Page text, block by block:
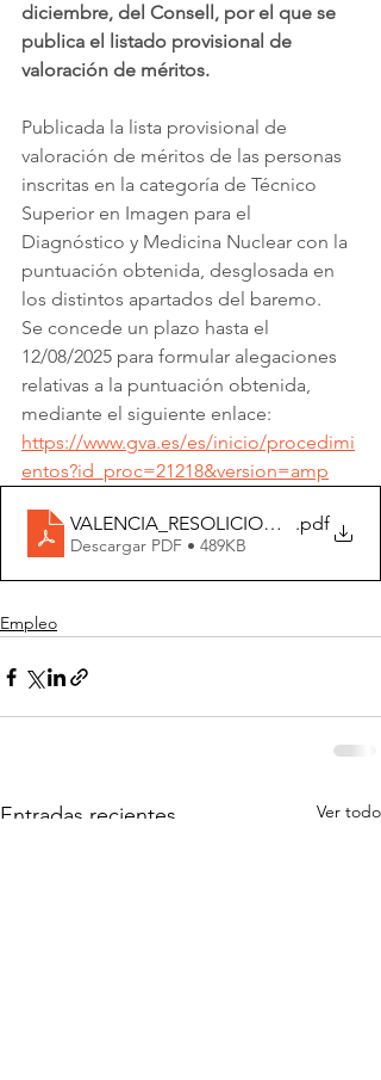
diciembre, del Consell, por el que se
publica el listado provisional de
valoración de méritos.
Publicada la lista provisional de
valoración de méritos de las personas
inscritas en la categoría de Técnico
Superior en Imagen para el
Diagnóstico y Medicina Nuclear con la
puntuación obtenida, desglosada en
los distintos apartados del baremo.
Se concede un plazo hasta el
12/08/2025 para formular alegaciones
relativas a la puntuación obtenida,
mediante el siguiente enlace:
https://www.gva.es/es/inicio/procedimi
entos?id_proc=21218&version=amp
VALENCIA_RESOLICION 28 JULIO
.pdf
Descargar PDF • 489KB
Empleo
Entradas recientes Ver todo